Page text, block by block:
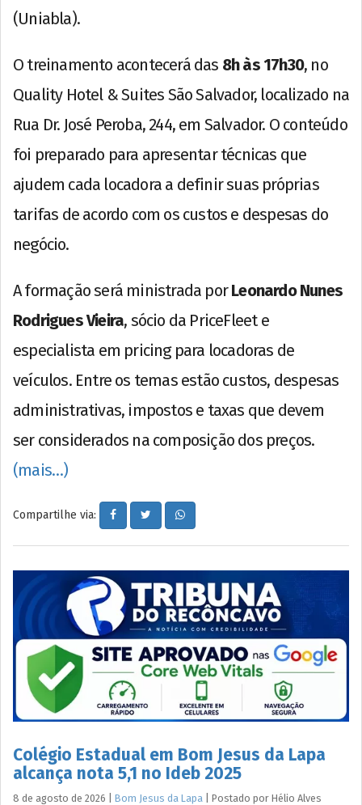
(Uniabla).
O treinamento acontecerá das 8h às 17h30, no
Quality Hotel & Suites São Salvador, localizado na
Rua Dr. José Peroba, 244, em Salvador. O conteúdo
foi preparado para apresentar técnicas que
ajudem cada locadora a definir suas próprias
tarifas de acordo com os custos e despesas do
negócio.
A formação será ministrada porLeonardo Nunes
Rodrigues Vieira, sócio da PriceFleet e
especialista em pricing para locadoras de
veículos. Entre os temas estão custos, despesas
administrativas, impostos e taxas que devem
ser considerados na composição dos preços.
(mais…)
Compartilhe via:
Colégio Estadual em Bom Jesus da Lapa
alcança nota 5,1 no Ideb 2025
8 de agosto de 2026 Bom Jesus da Lapa Postado por Hélio Alves